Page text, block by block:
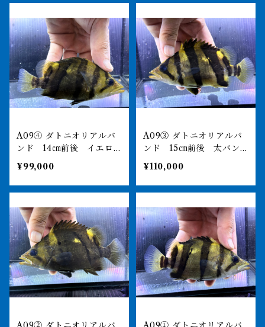
A09④ ダトニオリアルバ
ンド 14㎝前後 イエロ
ー シミなし
¥99,000
A09③ ダトニオリアルバ
ンド 15㎝前後 太バン
ド イエロー シミなし
目の傷は掬った際のもの
¥110,000